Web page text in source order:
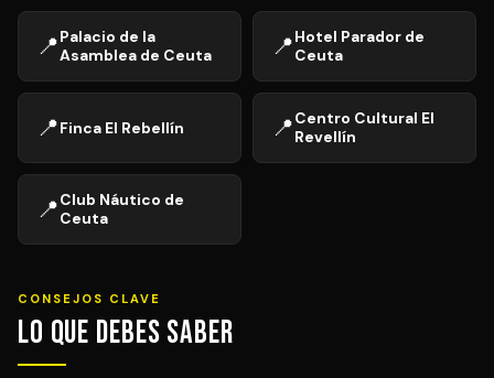
📍Palacio de la
Asamblea de Ceuta
📍Hotel Parador de
Ceuta
📍Finca El Rebellín 📍Centro Cultural El
Revellín
📍Club Náutico de
Ceuta
CONSEJOS CLAVE
Lo que debes saber